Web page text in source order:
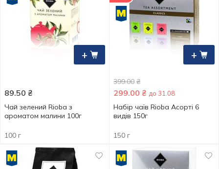
+
89.50 ₴
Чай зелений Rioba з
ароматом малини 100г
100 г
+
399.00 ₴
299.00 ₴ до 31.08
Набір чаїв Rioba Асорті 6
видів 150г
150 г